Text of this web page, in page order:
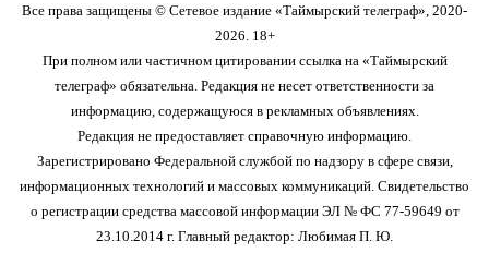
Все права защищены © Сетевое издание «Таймырский телеграф», 2020-
2026. 18+
При полном или частичном цитировании ссылка на «Таймырский
телеграф» обязательна. Редакция не несет ответственности за
информацию, содержащуюся в рекламных объявлениях.
Редакция не предоставляет справочную информацию.
Зарегистрировано Федеральной службой по надзору в сфере связи,
информационных технологий и массовых коммуникаций. Свидетельство
о регистрации средства массовой информации ЭЛ № ФС 77-59649 от
23.10.2014 г. Главный редактор: Любимая П. Ю.